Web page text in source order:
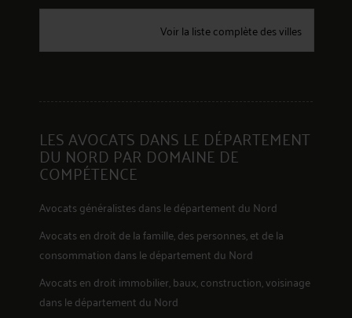
Voir la liste complète des villes
LES AVOCATS DANS LE DÉPARTEMENT
DU NORD PAR DOMAINE DE
COMPÉTENCE
Avocats généralistes dans le département du Nord
Avocats en droit de la famille, des personnes, et de la
consommation dans le département du Nord
Avocats en droit immobilier, baux, construction, voisinage
dans le département du Nord